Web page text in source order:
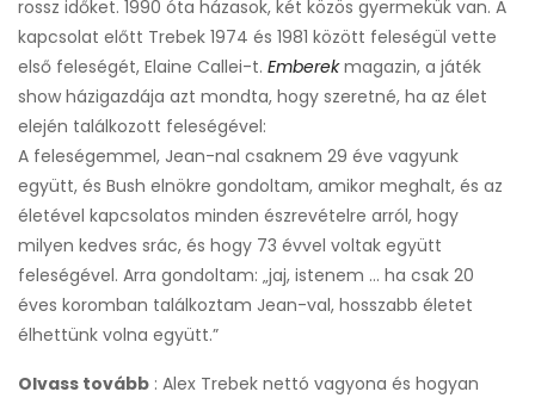
rossz időket. 1990 óta házasok, két közös gyermekük van. A
kapcsolat előtt Trebek 1974 és 1981 között feleségül vette
első feleségét, Elaine Callei-t. Emberek magazin, a játék
show házigazdája azt mondta, hogy szeretné, ha az élet
elején találkozott feleségével:
A feleségemmel, Jean-nal csaknem 29 éve vagyunk
együtt, és Bush elnökre gondoltam, amikor meghalt, és az
életével kapcsolatos minden észrevételre arról, hogy
milyen kedves srác, és hogy 73 évvel voltak együtt
feleségével. Arra gondoltam: „jaj, istenem ... ha csak 20
éves koromban találkoztam Jean-val, hosszabb életet
élhettünk volna együtt.”
Olvass tovább : Alex Trebek nettó vagyona és hogyan